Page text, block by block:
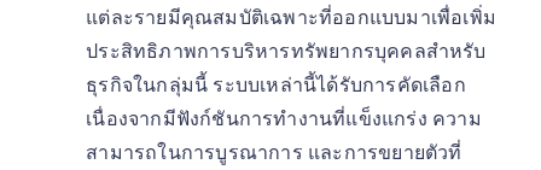
แต่ละรายมีคุณสมบัติเฉพาะที่ออกแบบมาเพื่อเพิ่ม
ประสิทธิภาพการบริหารทรัพยากรบุคคลสำหรับ
ธุรกิจในกลุ่มนี้ ระบบเหล่านี้ได้รับการคัดเลือก
เนื่องจากมีฟังก์ชันการทำงานที่แข็งแกร่ง ความ
สามารถในการบูรณาการ และการขยายตัวที่